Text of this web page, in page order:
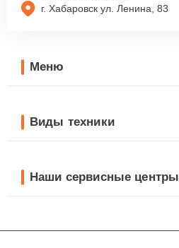
г. Хабаровск ул. Ленина, 83
Меню
Виды техники
Наши сервисные центры